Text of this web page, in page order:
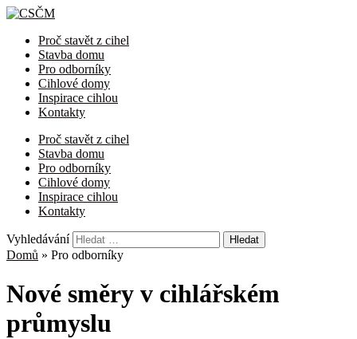
Proč stavět z cihel
Stavba domu
Pro odborníky
Cihlové domy
Inspirace cihlou
Kontakty
Proč stavět z cihel
Stavba domu
Pro odborníky
Cihlové domy
Inspirace cihlou
Kontakty
Vyhledávání
Domů » Pro odborníky
Nové směry v cihlářském
průmyslu